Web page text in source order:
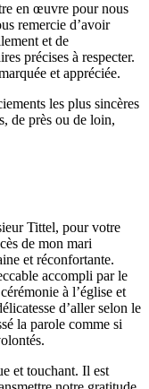
en œuvre pour nous
remercie d’avoir
et de
précises à respecter.
et appréciée.
les plus sincères
de près ou de loin,
Tittel, pour votre
de mon mari
et réconfortante.
accompli par le
à l’église et
d’aller selon le
la parole comme si
et touchant. Il est